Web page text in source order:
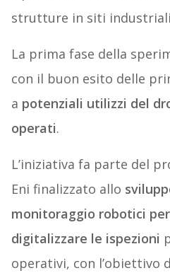
strutture in siti
La prima fase della
con il buon esito delle
a potenziali utilizzi del
operati.
L’iniziativa fa parte del
Eni finalizzato allo
monitoraggio robotici
digitalizzare le ispezioni
operativi, con l’obiettivo